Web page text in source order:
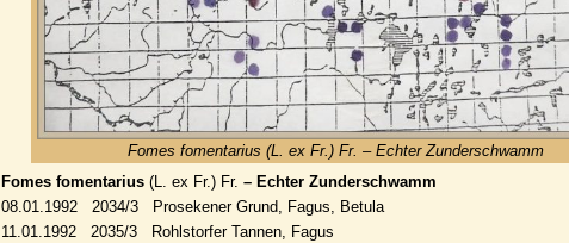
Fomes fomentarius (L. ex Fr.) Fr. – Echter Zunderschwamm
Fomes fomentarius (L. ex Fr.) Fr. – Echter Zunderschwamm
08.01.1992 2034/3 Prosekener Grund, Fagus, Betula
11.01.1992 2035/3 Rohlstorfer Tannen, Fagus